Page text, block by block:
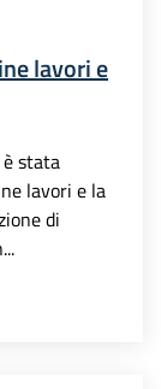
lavori e
stata
lavori e la
di